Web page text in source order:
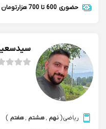
حضوری 600 تا 700 هزارتومان
ریاضی(نهم ,هشتم ,هفتم )